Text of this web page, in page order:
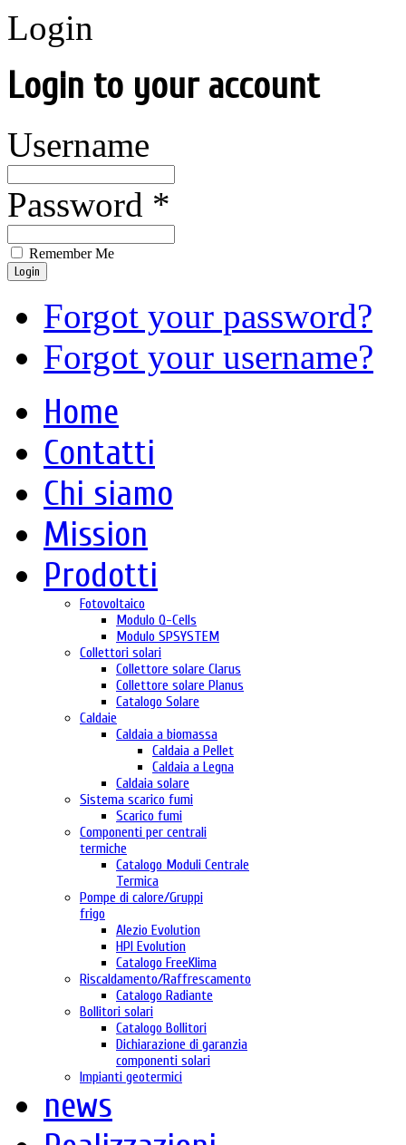
Login
Login to your account
Username
Password *
Remember Me
Login
Forgot your password?
Forgot your username?
Home
Contatti
Chi siamo
Mission
Prodotti
Fotovoltaico
Modulo Q-Cells
Modulo SPSYSTEM
Collettori solari
Collettore solare Clarus
Collettore solare Planus
Catalogo Solare
Caldaie
Caldaia a biomassa
Caldaia a Pellet
Caldaia a Legna
Caldaia solare
Sistema scarico fumi
Scarico fumi
Componenti per centrali
termiche
Catalogo Moduli Centrale
Termica
Pompe di calore/Gruppi
frigo
Alezio Evolution
HPI Evolution
Catalogo FreeKlima
Riscaldamento/Raffrescamento
Catalogo Radiante
Bollitori solari
Catalogo Bollitori
Dichiarazione di garanzia
componenti solari
Impianti geotermici
news